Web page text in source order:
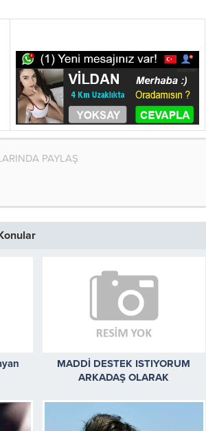
PAYLAŞ
MADDİ DESTEK ISTIYORUM
ARKADAŞ OLARAK